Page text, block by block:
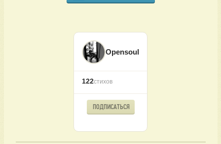
Opensoul
122стихов
ПОДПИСАТЬСЯ